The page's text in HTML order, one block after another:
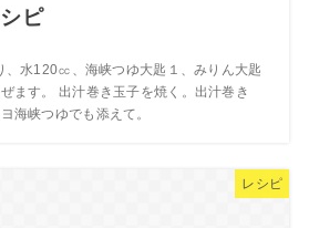
ピ
、水120㏄、海峡つゆ大匙１、みりん大匙
ます。 出汁巻き玉子を焼く。出汁巻き
海峡つゆでも添えて。
レシピ